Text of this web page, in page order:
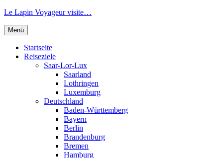
Zum
springen
Le Lapin Voyageur visite…
Menü
Startseite
Reiseziele
Saar-Lor-Lux
Saarland
Lothringen
Luxemburg
Deutschland
Baden-Württemberg
Bayern
Berlin
Brandenburg
Bremen
Hamburg